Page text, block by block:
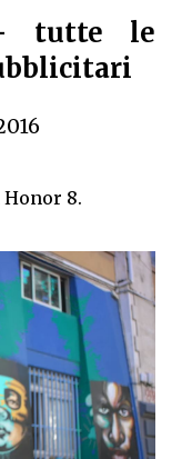
- tutte le
8.